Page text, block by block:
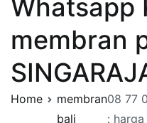
Whatsapp
membran
Home
membran
bali
08 77
: